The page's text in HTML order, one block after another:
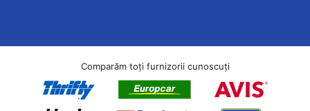
Comparăm toți furnizorii cunoscuți